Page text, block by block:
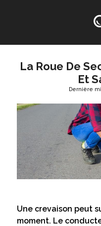
La Roue De
Et
Dernière
Une crevaison peut
moment. Le